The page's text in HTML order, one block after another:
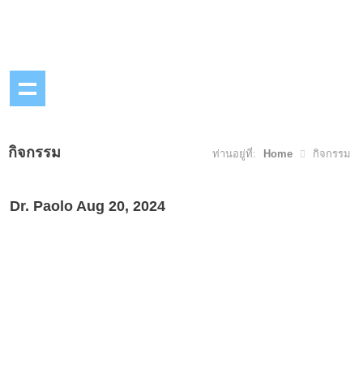
กิจกรรม ท่านอยู่ที่: Home กิจกรรม
Dr. Paolo Aug 20, 2024